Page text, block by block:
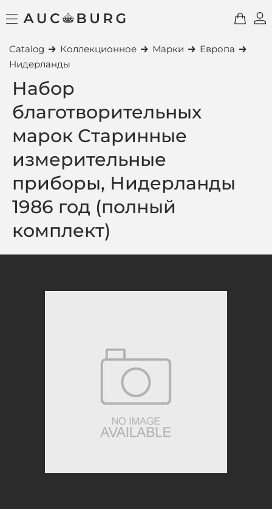
Catalog Коллекционное Марки
Европа
Нидерланды
Набор
благотворительных
марок Старинные
измерительные
приборы, Нидерланды
1986 год (полный
комплект)